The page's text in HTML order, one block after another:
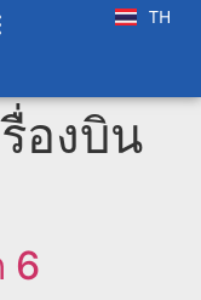
TH
EN
องบิน
6